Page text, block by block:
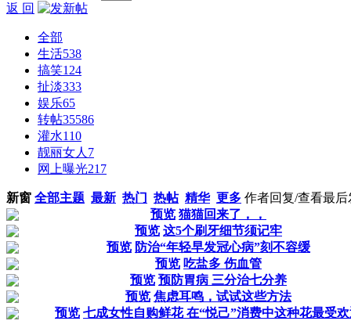
返 回
全部
生活538
搞笑124
扯淡333
娱乐65
转帖35586
灌水110
靓丽女人 7
网上曝光217
新窗 全部主题 最新 热门 热帖 精华 更多 作者回复/查看最后
预览 猫猫回来了，，
预览 这5个刷牙细节须记牢
预览 防治“年轻早发冠心病”刻不容缓
预览 吃盐多 伤血管
预览 预防胃病 三分治七分养
预览 焦虑耳鸣，试试这些方法
预览 七成女性自购鲜花 在“悦己”消费中这种花最受